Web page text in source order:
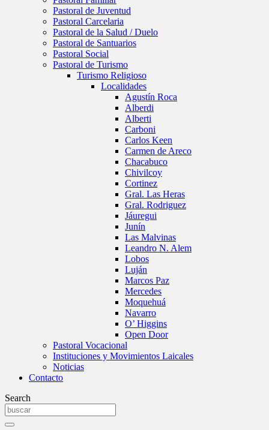
Pastoral de Juventud
Pastoral Carcelaria
Pastoral de la Salud / Duelo
Pastoral de Santuarios
Pastoral Social
Pastoral de Turismo
Turismo Religioso
Localidades
Agustín Roca
Alberdi
Alberti
Carboni
Carlos Keen
Carmen de Areco
Chacabuco
Chivilcoy
Cortinez
Gral. Las Heras
Gral. Rodriguez
Jáuregui
Junín
Las Malvinas
Leandro N. Alem
Lobos
Luján
Marcos Paz
Mercedes
Moquehuá
Navarro
O’ Higgins
Open Door
Pastoral Vocacional
Instituciones y Movimientos Laicales
Noticias
Contacto
Search